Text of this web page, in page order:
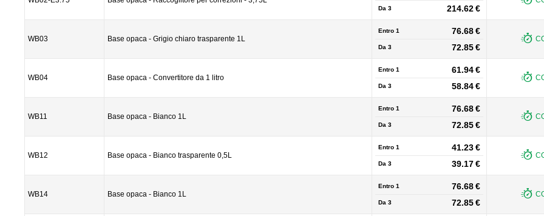
Da 3 214.62 €
WB03 Base opaca - Grigio chiaro trasparente 1L
Entro 1 76.68 €
Da 3 72.85 €
WB04 Base opaca - Convertitore da 1 litro
Entro 1 61.94 €
Da 3 58.84 €
WB11 Base opaca - Bianco 1L
Entro 1 76.68 €
Da 3 72.85 €
WB12 Base opaca - Bianco trasparente 0,5L
Entro 1 41.23 €
Da 3 39.17 €
WB14 Base opaca - Bianco 1L
Entro 1 76.68 €
Da 3 72.85 €